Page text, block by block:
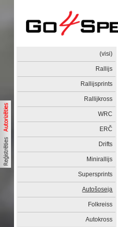
(visi)
Rallijs
Rallijsprints
Rallijkross
WRC
ERČ
Drifts
Minirallijs
Supersprints
Autošoseja
Folkreiss
Autokross